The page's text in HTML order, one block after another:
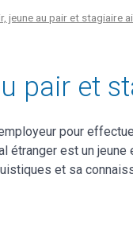
jeune au pair et stagiaire
pair et
pour
est un
et sa